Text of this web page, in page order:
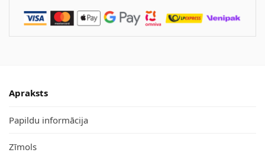
Apraksts
Papildu informācija
Zīmols